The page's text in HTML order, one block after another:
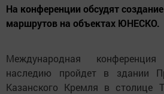
На конференции обсудят
маршрутов на объектах ЮНЕСКО.
Международная
наследию пройдет в здании
Казанского Кремля в столице